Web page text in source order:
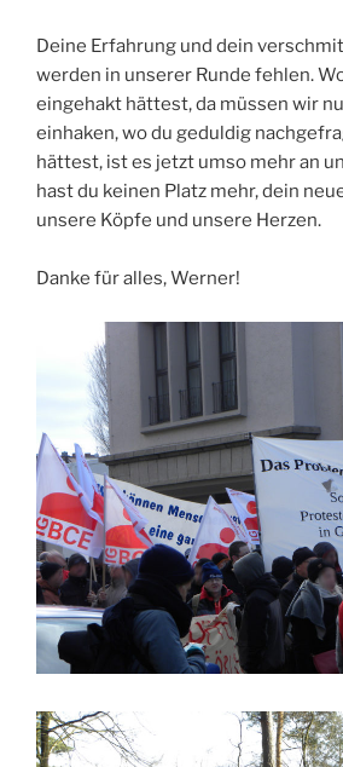
Deine Erfahrung und dein
werden in unserer Runde fehlen.
eingehakt hättest, da müssen wir
einhaken, wo du geduldig
hättest, ist es jetzt umso mehr an
hast du keinen Platz mehr, dein
unsere Köpfe und unsere Herzen.
Danke für alles, Werner!